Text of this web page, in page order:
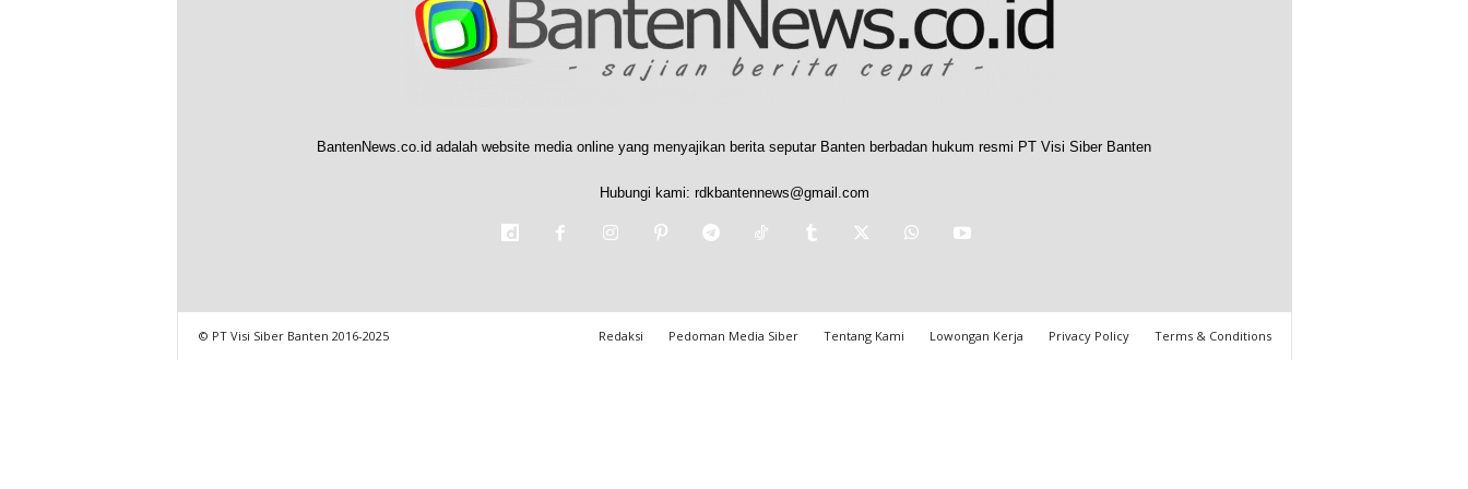
BantenNews.co.id adalah website media online yang menyajikan berita seputar Banten berbadan hukum resmi PT Visi Siber Banten
Hubungi kami: rdkbantennews@gmail.com
Redaksi Pedoman Media Siber Tentang Kami Lowongan Kerja Privacy Policy Terms & Conditions
© PT Visi Siber Banten 2016-2025